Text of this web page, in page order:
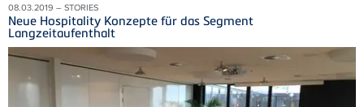
08.03.2019 – STORIES
Neue Hospitality Konzepte für das Segment
Langzeitaufenthalt